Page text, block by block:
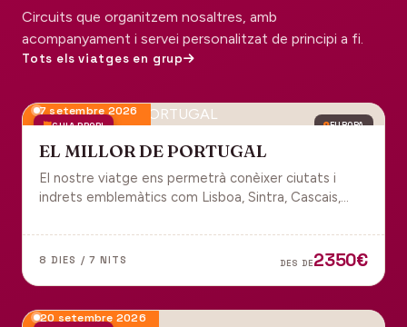
Circuits que organitzem nosaltres, amb
acompanyament i servei personalitzat de principi a fi.
Tots els viatges en grup
GUIA PROPI EUROPA
7 setembre 2026
EL MILLOR DE PORTUGAL
El nostre viatge ens permetrà conèixer ciutats i
indrets emblemàtics com Lisboa, Sintra, Cascais,
tot inclòs per gaudir plenament de Portugal.
8 DIES / 7 NITS DES DE2350€
20 setembre 2026